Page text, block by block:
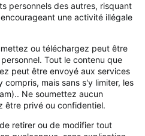
personnels des autres, risquant
une activité illégale
ou téléchargez peut être
Tout le contenu que
peut être envoyé aux services
mais sans s'y limiter, les
Ne soumettez aucun
être privé ou confidentiel.
retirer ou de modifier tout